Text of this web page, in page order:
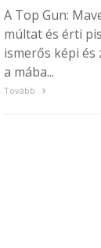
A Top Gun:
múltat és érti
ismerős képi és
a mába...
Tovább